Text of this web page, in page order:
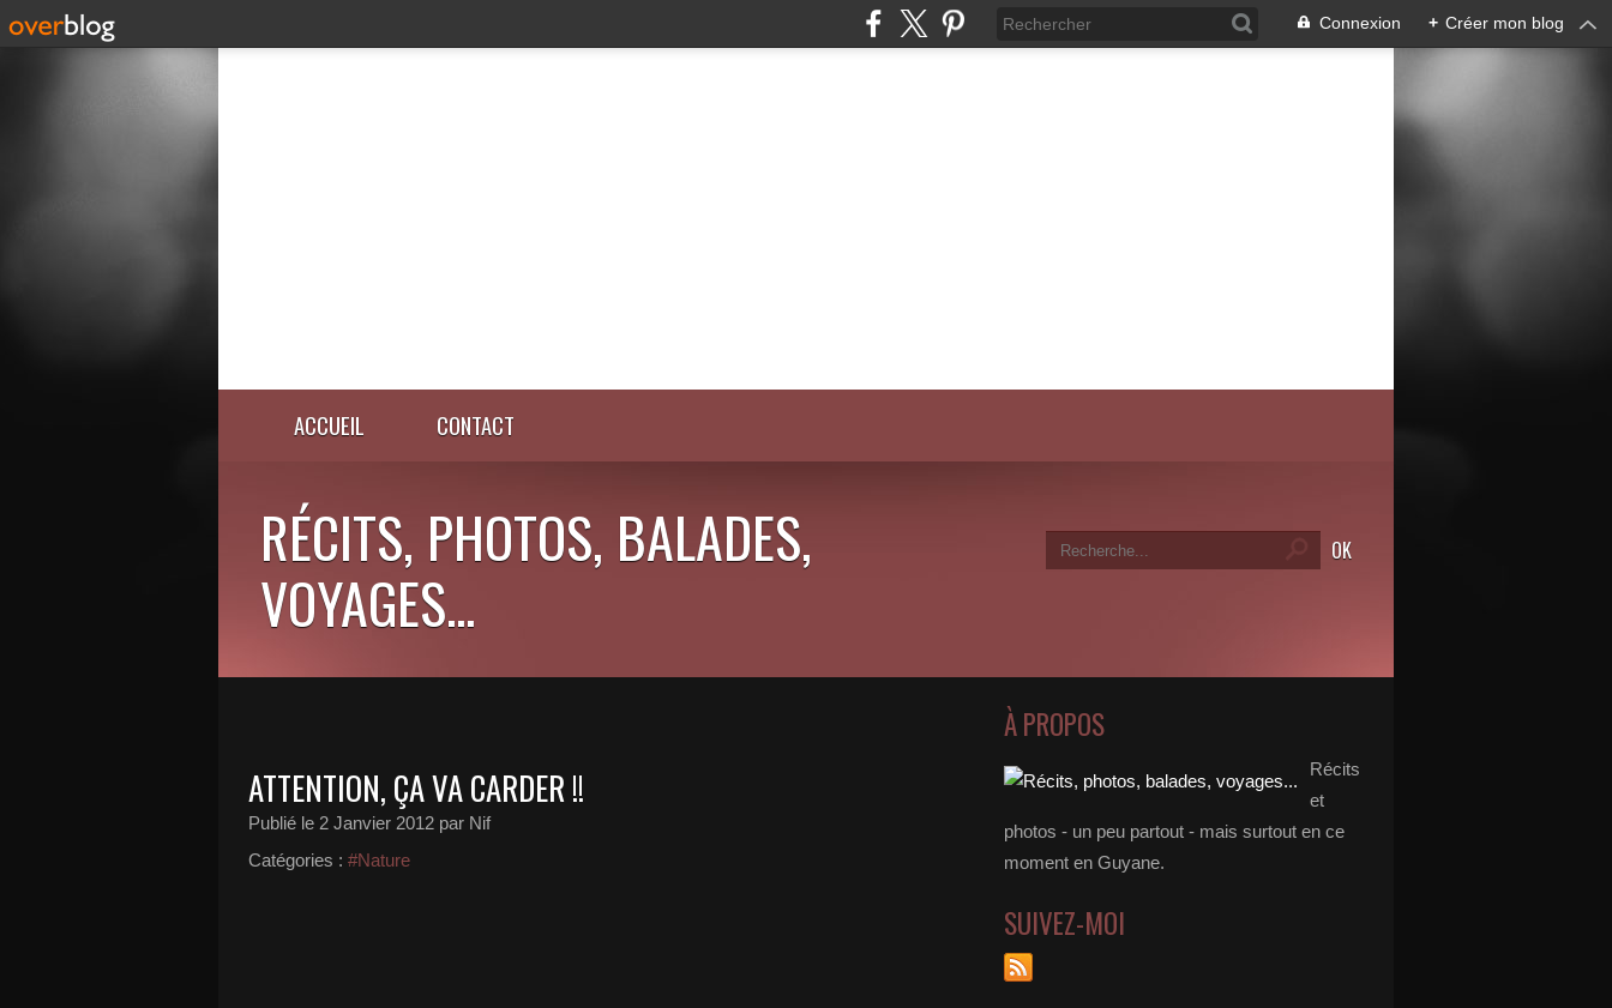
Connexion + Créer mon blog
ACCUEIL CONTACT
RÉCITS, PHOTOS, BALADES,
VOYAGES...
ATTENTION, ÇA VA CARDER !!
Publié le 2 Janvier 2012 par Nif
Catégories : #Nature
À PROPOS
Récits
et
photos - un peu partout - mais surtout en ce
moment en Guyane.
SUIVEZ-MOI